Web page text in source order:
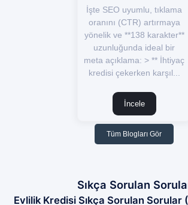
İşte SEO uyumlu, tıklama
oranını (CTR) artırmaya
yönelik ve **138 karakter**
uzunluğunda ideal bir
meta açıklama: > ** İhtiyaç
kredisi çekerken karşıl...
İncele
Tüm Blogları Gör
Sıkça Sorulan
Evlilik Kredisi Sıkça Sorulan Sorular